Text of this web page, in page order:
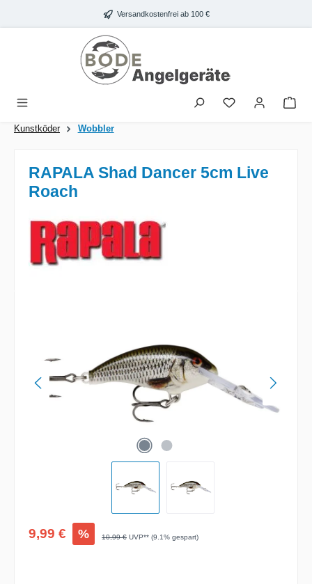
Zum Hauptinhalt springen Versandkostenfrei ab 100 €
Kunstköder Wobbler
RAPALA Shad Dancer 5cm Live
Roach
Verkaufspreis:
9,99 € % Regulärer Preis:
10,99 € UVP** (9.1% gespart)